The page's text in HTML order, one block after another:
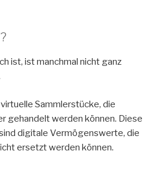
ist, ist manchmal nicht ganz
Sammlerstücke, die
gehandelt werden können. Diese
digitale Vermögenswerte, die
ersetzt werden können.